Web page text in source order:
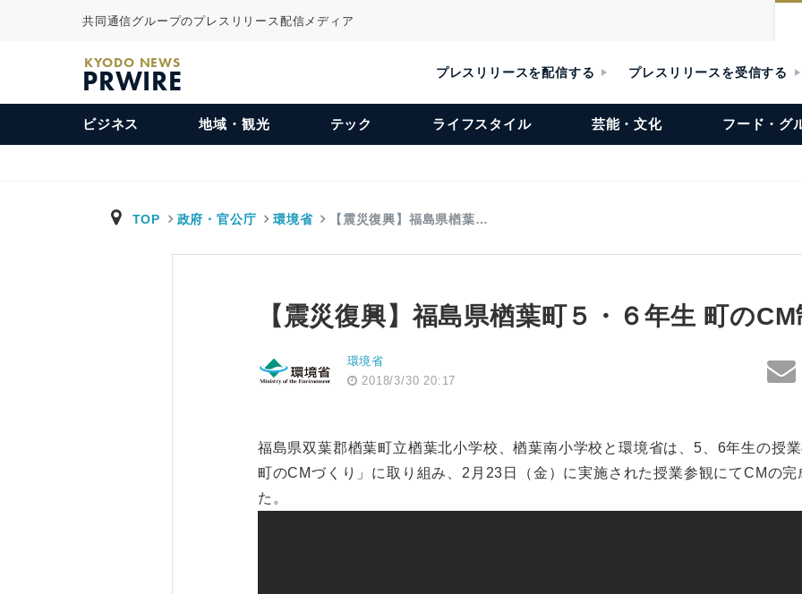
共同通信グループのプレスリリース配信メディア
KYODO NEWS
PRWIRE プレスリリースを配信する プレスリリースを受信する
ビジネス 地域・観光 テック ライフスタイル 芸能・文化 フード・グ
TOP 政府・官公庁 環境省 【震災復興】福島県楢葉…
【震災復興】福島県楢葉町５・６年生 町の
環境省
2018/3/30 20:17
福島県双葉郡楢葉町立楢葉北小学校、楢葉南小学校と環境省は、5、6年生の授
町のCMづくり」に取り組み、2月23日（金）に実施された授業参観にてCMの
た。